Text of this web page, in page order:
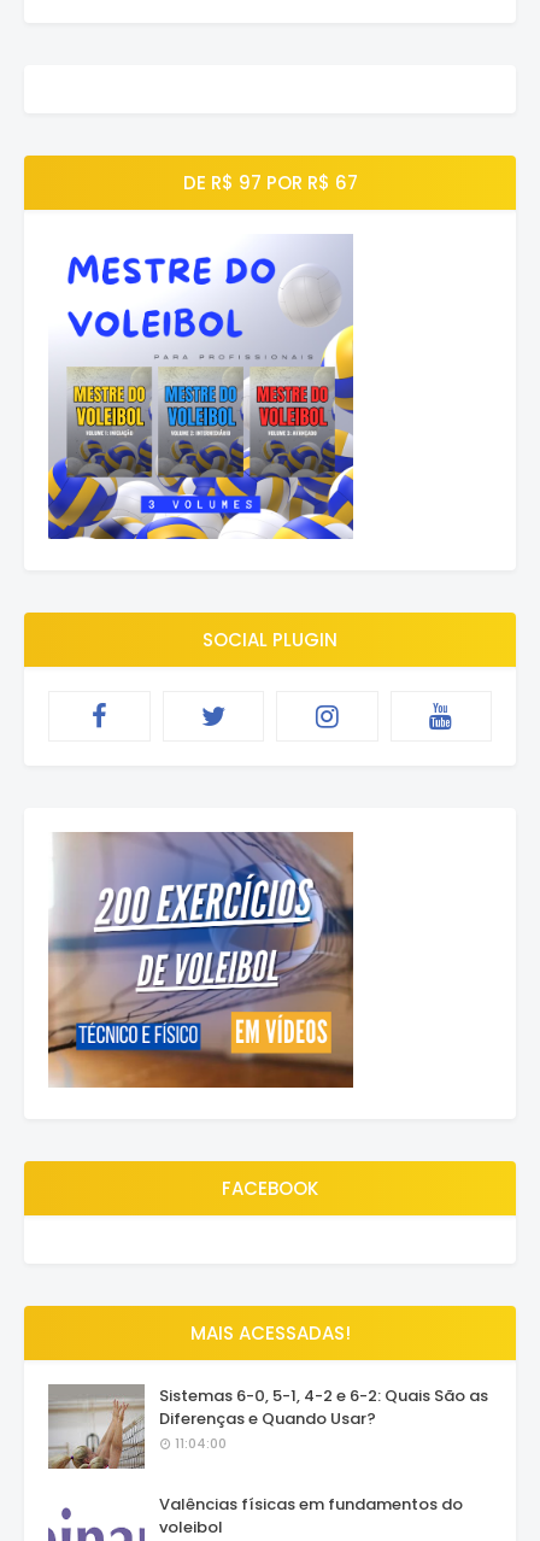
DE R$ 97 POR R$ 67
SOCIAL PLUGIN
FACEBOOK
MAIS ACESSADAS!
Sistemas 6-0, 5-1, 4-2 e 6-2: Quais São as
Diferenças e Quando Usar?
11:04:00
Valências físicas em fundamentos do
voleibol